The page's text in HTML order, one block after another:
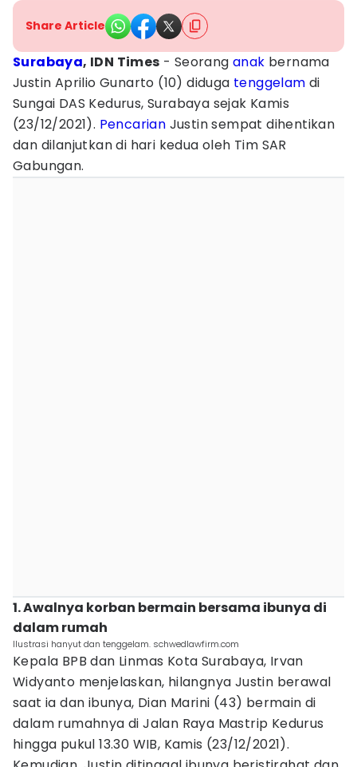
Share Article
Surabaya, IDN Times - Seoranganak bernama
Justin Aprilio Gunarto (10) diduga tenggelam di
Sungai DAS Kedurus, Surabaya sejak Kamis
(23/12/2021). Pencarian Justin sempat dihentikan
dan dilanjutkan di hari kedua oleh Tim SAR
Gabungan.
1. Awalnya korban bermain bersama ibunya di
dalam rumah
Ilustrasi hanyut dan tenggelam. schwedlawfirm.com
Kepala BPB dan Linmas Kota Surabaya, Irvan
Widyanto menjelaskan, hilangnya Justin berawal
saat ia dan ibunya, Dian Marini (43) bermain di
dalam rumahnya di Jalan Raya Mastrip Kedurus
hingga pukul 13.30 WIB, Kamis (23/12/2021).